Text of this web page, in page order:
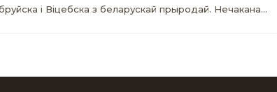
і Віцебска з беларускай прыродай. Нечакана…